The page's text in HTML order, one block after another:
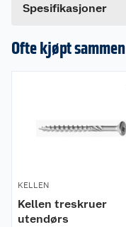
Spesifikasjoner
Ofte kjøpt sammen
KELLEN
Kellen treskruer
utendørs